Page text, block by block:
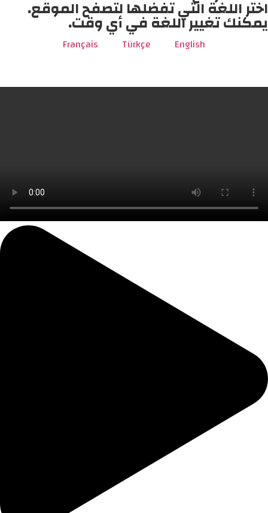
اختر اللغة التي تفضلها لتصفح الموقع.
يمكنك تغيير اللغة في أي وقت.
English
Türkçe
Français